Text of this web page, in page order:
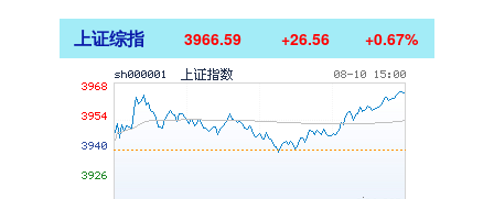
上证综指 3966.59 +26.56 +0.67%